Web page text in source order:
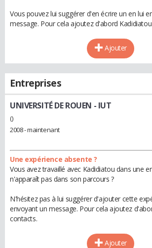
Vous pouvez lui suggérer d'en écrire un en lui
message. Pour cela ajoutez d'abord
Ajouter
Entreprises
UNIVERSITÉ DE ROUEN - IUT
()
2008 - maintenant
Une expérience absente ?
Vous avez travaillé avec Kadidiatou dans une
n'apparaît pas dans son parcours ?
N'hésitez pas à lui suggérer d'ajouter cette
envoyant un message. Pour cela ajoutez
contacts.
Ajouter